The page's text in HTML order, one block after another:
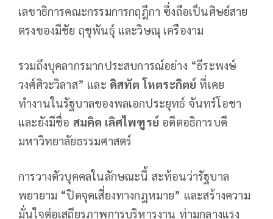
เลขาธิการคณะกรรมการกฤฎีกา ซึ่งถือเป็นศิษย์สาย
ตรงของมีชัย ฤชุพันธุ์ และวิษณุ เครืองาม
รวมถึงบุคลากรมากประสบการณ์อย่าง “ธีระพงษ์
วงศ์ศิวะวิลาส” และ ดิสทัต โหตระกิตย์ ที่เคย
ทำงานในรัฐบาลของพลเอกประยุทธ์ จันทร์โอชา
และยังมีชื่อ สมคิด เลิศไพฑูรย์ อดีตอธิการบดี
มหาวิทยาลัยธรรมศาสตร์
การวางตัวบุคคลในลักษณะนี้ สะท้อนว่ารัฐบาล
พยายาม “ปิดจุดเสี่ยงทางกฎหมาย” และสร้างความ
มั่นใจต่อเสถียรภาพการบริหารงาน ท่ามกลางแรง